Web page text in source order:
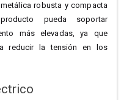
robusta y compacta
pueda soportar
más elevadas, ya que
reducir la tensión en los